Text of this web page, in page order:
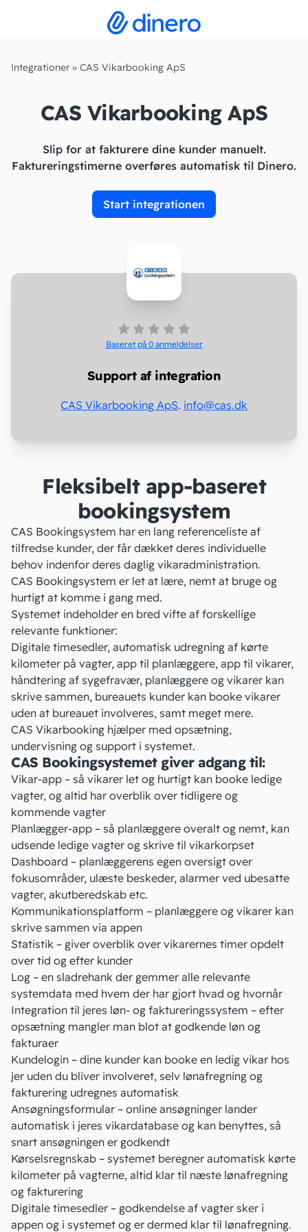
Integrationer » CAS Vikarbooking ApS
CAS Vikarbooking ApS
Slip for at fakturere dine kunder manuelt.
Faktureringstimerne overføres automatisk til Dinero.
Start integrationen
Baseret på 0anmeldelser
Support af integration
CAS Vikarbooking ApS. info@cas.dk
Fleksibelt app-baseret
bookingsystem
CAS Bookingsystem har en lang referenceliste af
tilfredse kunder, der får dækket deres individuelle
behov indenfor deres daglig vikaradministration.
CAS Bookingsystem er let at lære, nemt at bruge og
hurtigt at komme i gang med.
Systemet indeholder en bred vifte af forskellige
relevante funktioner:
Digitale timesedler, automatisk udregning af kørte
kilometer på vagter, app til planlæggere, app til vikarer,
håndtering af sygefravær, planlæggere og vikarer kan
skrive sammen, bureauets kunder kan booke vikarer
uden at bureauet involveres, samt meget mere.
CAS Vikarbooking hjælper med opsætning,
undervisning og support i systemet.
CAS Bookingsystemet giver adgang til:
Vikar-app – så vikarer let og hurtigt kan booke ledige
vagter, og altid har overblik over tidligere og
kommende vagter
Planlægger-app – så planlæggere overalt og nemt, kan
udsende ledige vagter og skrive til vikarkorpset
Dashboard – planlæggerens egen oversigt over
fokusområder, ulæste beskeder, alarmer ved ubesatte
vagter, akutberedskab etc.
Kommunikationsplatform – planlæggere og vikarer kan
skrive sammen via appen
Statistik – giver overblik over vikarernes timer opdelt
over tid og efter kunder
Log – en sladrehank der gemmer alle relevante
systemdata med hvem der har gjort hvad og hvornår
Integration til jeres løn- og faktureringssystem – efter
opsætning mangler man blot at godkende løn og
fakturaer
Kundelogin – dine kunder kan booke en ledig vikar hos
jer uden du bliver involveret, selv lønafregning og
fakturering udregnes automatisk
Ansøgningsformular – online ansøgninger lander
automatisk i jeres vikardatabase og kan benyttes, så
snart ansøgningen er godkendt
Kørselsregnskab – systemet beregner automatisk kørte
kilometer på vagterne, altid klar til næste lønafregning
og fakturering
Digitale timesedler – godkendelse af vagter sker i
appen og i systemet og er dermed klar til lønafregning.